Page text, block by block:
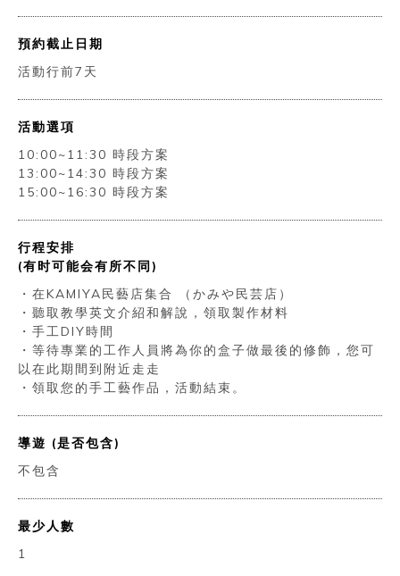
預約截止日期
活動行前7天
活動選項
10:00~11:30 時段方案
13:00~14:30 時段方案
15:00~16:30 時段方案
行程安排
(有时可能会有所不同)
・在KAMIYA民藝店集合 （かみや民芸店）
・聽取教學英文介紹和解說，領取製作材料
・手工DIY時間
・等待專業的工作人員將為你的盒子做最後的修飾，您可
以在此期間到附近走走
・領取您的手工藝作品，活動結束。
導遊 (是否包含)
不包含
最少人數
1